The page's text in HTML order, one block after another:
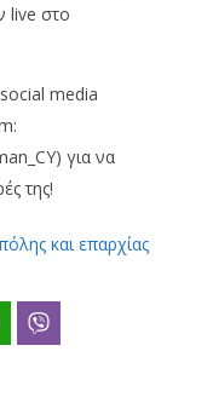
live στο
media
για να
της!
και επαρχίας
WhatsApp